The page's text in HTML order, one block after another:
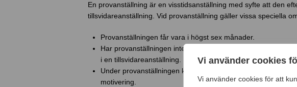
Vi använder cookies
Vi använder cookies för att
En provanställning är en visstidsanställning med syfte att den
tillsvidareanställning. Vid provanställning gäller vissa speciella
Provanställningen får vara i högst sex månader.
Har provanställningen inte avbrutits eller sagts upp före
i en tillsvidareanställning.
Under provanställningen kan både din arbetsgivare och du
motivering.